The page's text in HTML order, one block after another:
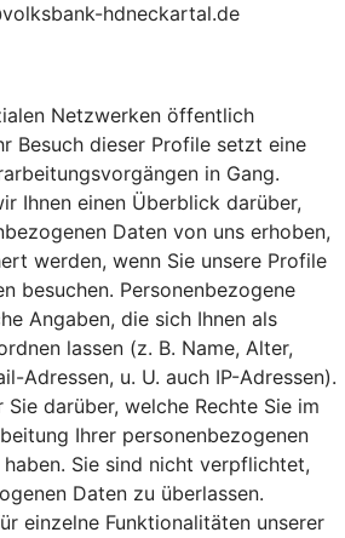
hdneckartal.de
Netzwerken öffentlich
Besuch dieser Profile setzt eine
in Gang.
Ihnen einen Überblick darüber,
Daten von uns erhoben,
werden, wenn Sie unsere Profile
besuchen. Personenbezogene
Angaben, die sich Ihnen als
lassen (z. B. Name, Alter,
Adressen, u. U. auch IP-Adressen).
darüber, welche Rechte Sie im
Ihrer personenbezogenen
Sie sind nicht verpflichtet,
Daten zu überlassen.
einzelne Funktionalitäten unserer